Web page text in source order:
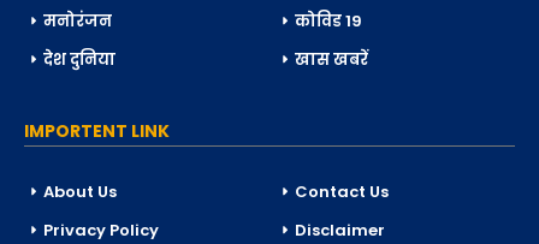
मनोरंजन
कोविड 19
देश दुनिया
खास खबरें
IMPORTENT LINK
About Us
Contact Us
Privacy Policy
Disclaimer